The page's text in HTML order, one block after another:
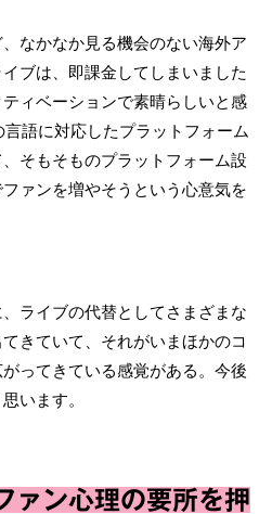
なかなか見る機会のない海外ア
ブは、即課金してしまいました
ィベーションで素晴らしいと感
語に対応したプラットフォーム
そもそものプラットフォーム設
ァンを増やそうという心意気を
ライブの代替としてさまざまな
きていて、それがいまほかのコ
ってきている感覚がある。今後
います。
ァン心理の要所を押